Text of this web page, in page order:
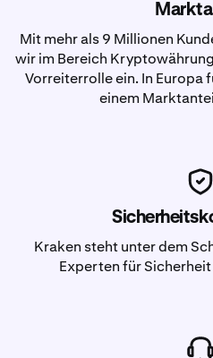
Mit mehr als 9 Millionen
wir im Bereich
Vorreiterrolle ein. In Europa
einem
Kraken steht unter dem
Experten für